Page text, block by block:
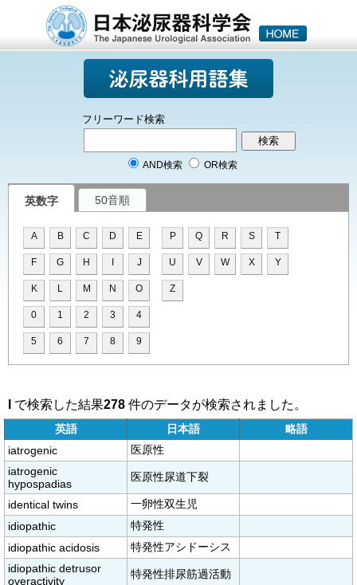
AND検索 OR検索
フリーワード検索
英数字 50音順
A B C D E
F G H J
K L M N O
P Q R S T
U V W X Y
Z
0 1 2 3 4
5 6 7 8 9
で検索した結果278 件のデータが検索されました。
英語 日本語
略語
iatrogenic
医原性
iatrogenic
hypospadias
医原性尿道下裂
identical twins
一卵性双生児
idiopathic
特発性
idiopathic acidosis
特発性アシドーシス
idiopathic detrusor
overactivity
特発性排尿筋過活動